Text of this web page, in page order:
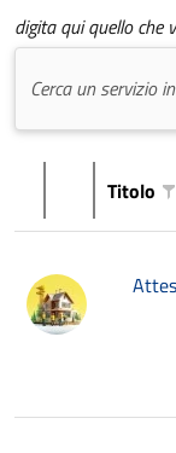
digita qui quello che
Titolo